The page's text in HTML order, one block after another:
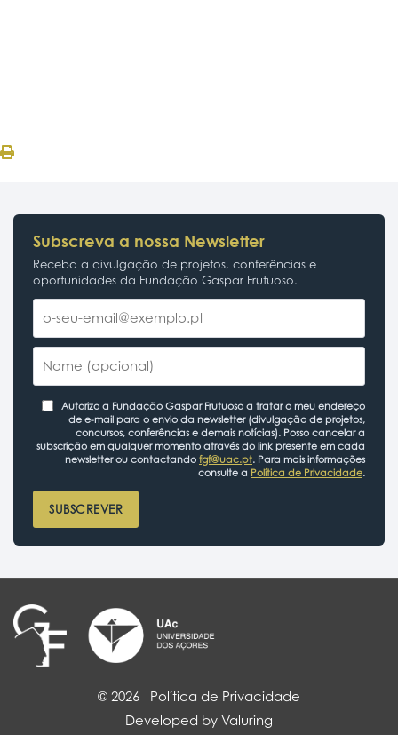
Subscreva a nossa Newsletter
Receba a divulgação de projetos, conferências e
oportunidades da Fundação Gaspar Frutuoso.
Autorizo a Fundação Gaspar Frutuoso a tratar o meu endereço
de e-mail para o envio da newsletter (divulgação de projetos,
concursos, conferências e demais notícias). Posso cancelar a
subscrição em qualquer momento através do link presente em cada
newsletter ou contactando fgf@uac.pt. Para mais informações
consulte a Política de Privacidade.
SUBSCREVER
© 2026 Política de Privacidade
Developed by Valuring